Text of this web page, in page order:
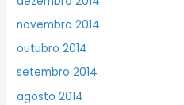
novembro 2014
outubro 2014
setembro 2014
agosto 2014